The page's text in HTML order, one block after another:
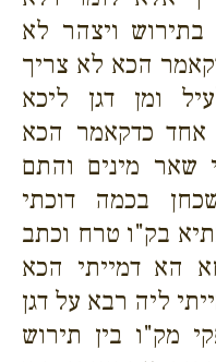
בתירוש ויצהר לא
הכא לא צריך
ומן דגן ליכא
אחד כדקאמר הכא
שאר מינים והתם
בכמה דוכתי
בק"ו טרח וכתב
הא דמייתי הכא
ליה רבא על דגן
מק"ו בין תירוש